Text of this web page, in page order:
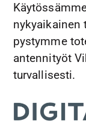
nykyaikainen
pystymme
antennityöt
turvallisesti.